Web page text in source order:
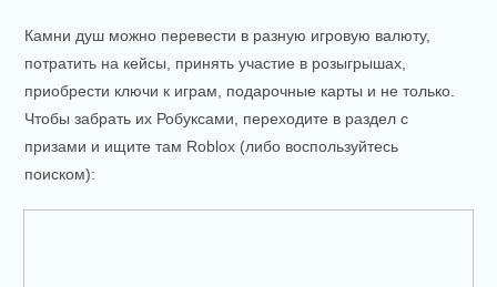
Камни душ можно перевести в разную игровую валюту,
потратить на кейсы, принять участие в розыгрышах,
приобрести ключи к играм, подарочные карты и не только.
Чтобы забрать их Робуксами, переходите в раздел с
призами и ищите там Roblox (либо воспользуйтесь
поиском):